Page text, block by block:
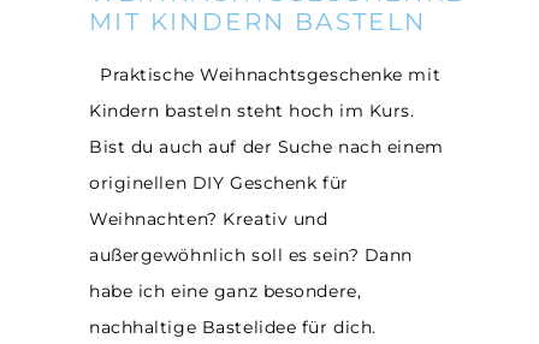
MIT KINDERN BASTELN
Praktische Weihnachtsgeschenke mit
Kindern basteln steht hoch im Kurs.
Bist du auch auf der Suche nach einem
originellen DIY Geschenk für
Weihnachten? Kreativ und
außergewöhnlich soll es sein? Dann
habe ich eine ganz besondere,
nachhaltige Bastelidee für dich.